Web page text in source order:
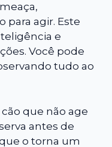
para agir. Este
e
Você pode
tudo ao
que não age
antes de
o torna um